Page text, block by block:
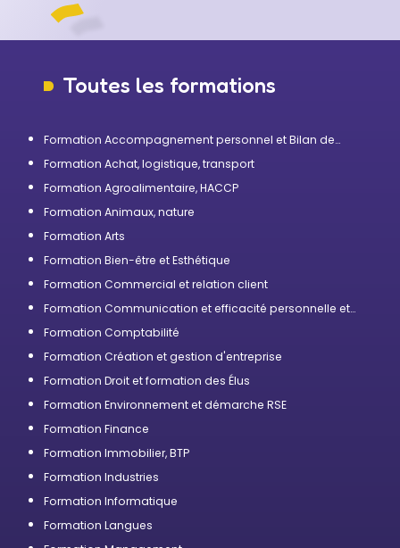
Toutes les formations
Formation Accompagnement personnel et Bilan de
Formation Achat, logistique, transport
Formation Agroalimentaire, HACCP
Formation Animaux, nature
Formation Arts
Formation Bien-être et Esthétique
Formation Commercial et relation client
Formation Communication et efficacité personnelle et
Formation Comptabilité
Formation Création et gestion d'entreprise
Formation Droit et formation des Élus
Formation Environnement et démarche RSE
Formation Finance
Formation Immobilier, BTP
Formation Industries
Formation Informatique
Formation Langues